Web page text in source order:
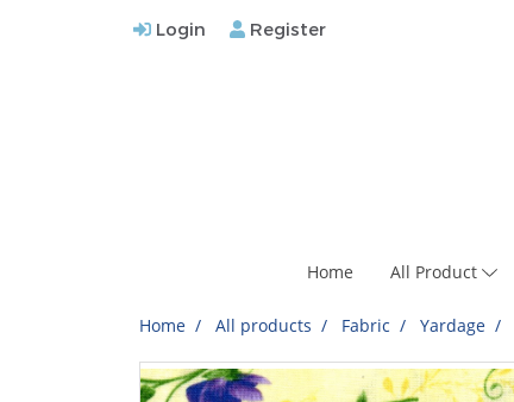
Login Register
Home All Product
Home All products Fabric Yardage